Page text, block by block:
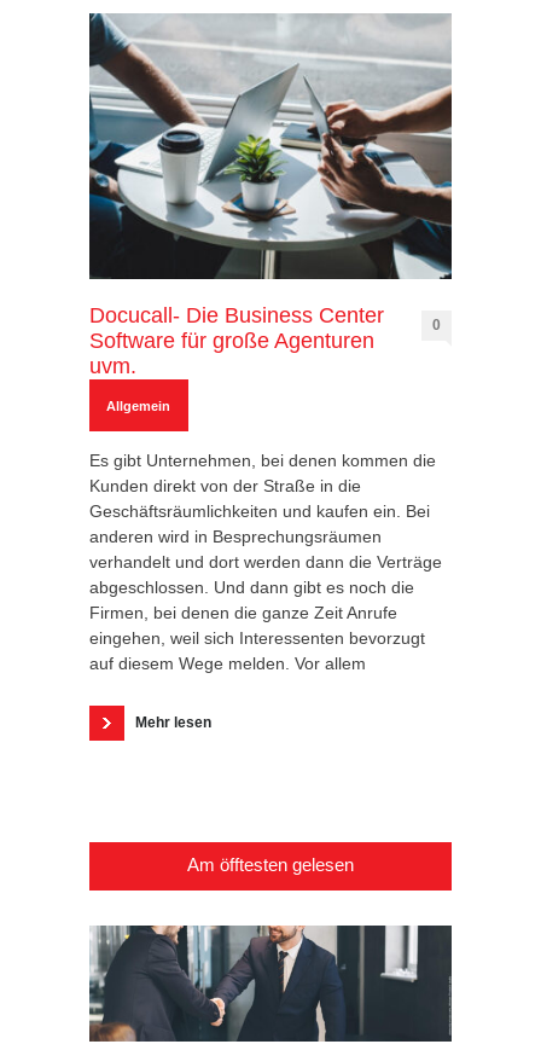
Docucall- Die Business Center
Software für große Agenturen
uvm.
0
Allgemein
Es gibt Unternehmen, bei denen kommen die
Kunden direkt von der Straße in die
Geschäftsräumlichkeiten und kaufen ein. Bei
anderen wird in Besprechungsräumen
verhandelt und dort werden dann die Verträge
abgeschlossen. Und dann gibt es noch die
Firmen, bei denen die ganze Zeit Anrufe
eingehen, weil sich Interessenten bevorzugt
auf diesem Wege melden. Vor allem
Mehr lesen
Am öfftesten gelesen